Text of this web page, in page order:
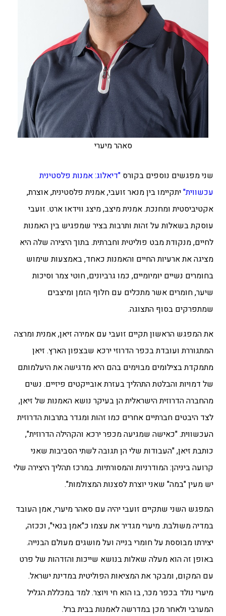
סאהר מיערי
שני מפגשים נוספים בקורס "דיאלוג: אמנות פלסטינית
עכשווית"יתקיימו בין מנאר זועבי, אמנית פלסטינית, אוצרת,
אקטיביסטית ומחנכת. אמנית מיצב, מיצג ווידאו ארט. זועבי
עוסקת בשאלות על זהות ותרבות בציר שמפגיש בין האמנות
לחיים, מנקודת מבט פוליטית וחברתית. בתוך היצירה שלה היא
מציגה את ארעיות החיים והאמנות כאחד, באמצעות שימוש
בחומרים נשיים יומיומיים, כמו גרביונים, חוטי צמר וסיכות
שיער, חומרים אשר מתכלים עם חלוף הזמן ומיצבים
שמתפרקים בסוף התצוגה.
את המפגש הראשון תקיים זועבי עם אמירה זיאן, אמנית ומרצה
המתגוררת ועובדת בכפר הדרוזי ירכא שבצפון הארץ. זיאן
מתמקדת בצילומים מבוימים בהם היא מדגישה את היעלמותם
של דמויות והבלטת התהליך בעזרת אובייקטים פיזיים. נשים
מהחברה הדרוזית הישראלית הן בעיקר נושא האמנות של זיאן,
לצד היבטים חברתיים אחרים כמו זהות ומגדר בתרבות הדרוזית
העכשווית. "כאישה שמגיעה מכפר ירכא והקהילה הדרוזית",
כותבת זיאן, "העבודות שלי הן תגובה לשתי הסביבות שאני
קרועה ביניהן: המודרניות והמסורתיות. במרכז תהליך היצירה שלי
יש מעין "במה" שאני יוצרת לסצנות המצולמות".
המפגש השני שתקיים זועבי יהיה עם סאהר מיערי, אמן העובד
במדיה משולבת. מיערי מגדיר את עצמו כ"אמן בנאי", וככזה,
יצירתו מבוססת על חומרי בנייה ועל מושגים מעולם הבנייה.
באופן זה הוא מעלה שאלות בנושא שייכות והזדהות של פרט
עם המקום, ומבקר את המציאות הפוליטית במדינת ישראל.
מיערי נולד בכפר מכר, בו הוא חי ויוצר.למד במכללת הגליל
המערבי ולאחר מכן במדרשה לאמנות בבית ברל.